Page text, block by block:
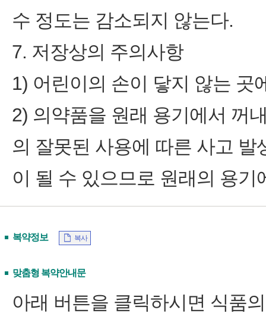
수 정도는 감소되지 않는다.
7. 저장상의 주의사항
1) 어린이의 손이 닿지 않는 곳
2) 의약품을 원래 용기에서 꺼
의 잘못된 사용에 따른 사고
이 될 수 있으므로 원래의 용
복약정보 복사
맞춤형 복약안내문
아래 버튼을 클릭하시면 식품